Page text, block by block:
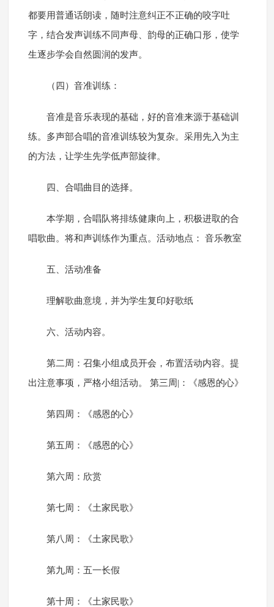
都要用普通话朗读，随时注意纠正不正确的咬字吐
字，结合发声训练不同声母、韵母的正确口形，使学
生逐步学会自然圆润的发声。
（四）音准训练：
音准是音乐表现的基础，好的音准来源于基础训
练。多声部合唱的音准训练较为复杂。采用先入为主
的方法，让学生先学低声部旋律。
四、合唱曲目的选择。
本学期，合唱队将排练健康向上，积极进取的合
唱歌曲。将和声训练作为重点。活动地点： 音乐教室
五、活动准备
理解歌曲意境，并为学生复印好歌纸
六、活动内容。
第二周：召集小组成员开会，布置活动内容。提
出注意事项，严格小组活动。 第三周|：《感恩的心》
第四周：《感恩的心》
第五周：《感恩的心》
第六周：欣赏
第七周：《土家民歌》
第八周：《土家民歌》
第九周：五一长假
第十周：《土家民歌》